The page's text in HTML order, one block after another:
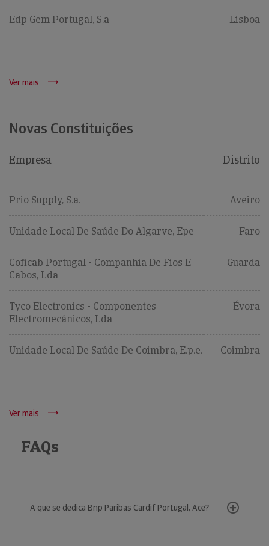
Edp Gem Portugal, S.a Lisboa
Ver mais
Novas Constituições
Empresa Distrito
Prio Supply, S.a. Aveiro
Unidade Local De Saúde Do Algarve, Epe Faro
Coficab Portugal - Companhia De Fios E
Cabos, Lda
Guarda
Tyco Electronics - Componentes
Electromecânicos, Lda
Évora
Unidade Local De Saúde De Coimbra, E.p.e. Coimbra
Ver mais
FAQs
A que se dedica Bnp Paribas Cardif Portugal, Ace?